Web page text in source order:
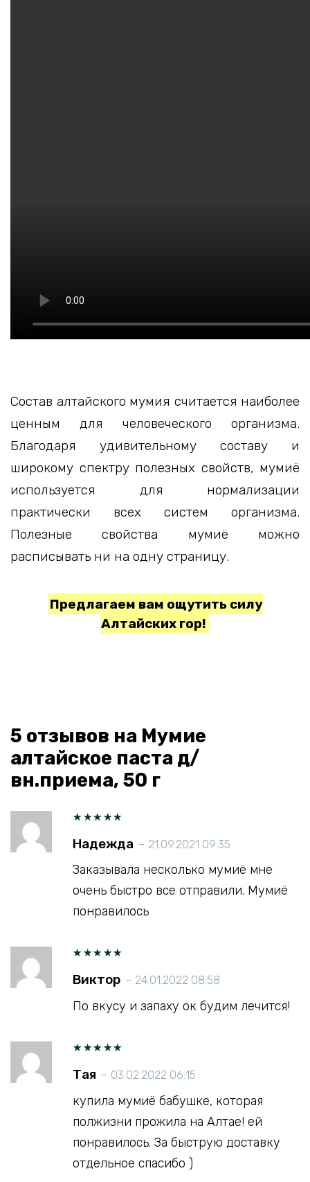
Состав алтайского мумия считается наиболее
ценным для человеческого организма.
Благодаря удивительному составу и
широкому спектру полезных свойств, мумиё
используется для нормализации
практически всех систем организма.
Полезные свойства мумиё можно
расписывать ни на одну страницу.
Предлагаем вам ощутить силу
Алтайских гор!
5 отзывов на Мумие
алтайское паста д/
вн.приема, 50 г
Оценка
5из 5
Надежда – 21.09.2021 09:35
Заказывала несколько мумиё мне
очень быстро все отправили. Мумиё
понравилось
Оценка
5из 5
Виктор – 24.01.2022 08:58
По вкусу и запаху ок будим лечится!
Оценка
5 из 5
Тая – 03.02.2022 06:15
купила мумиё бабушке, которая
полжизни прожила на Алтае! ей
понравилось. За быструю доставку
отдельное спасибо )